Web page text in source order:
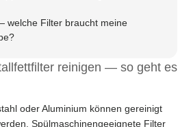
welche Filter braucht meine
reinigen — so geht es
oder Aluminium können gereinigt
Spülmaschinengeeignete Filter